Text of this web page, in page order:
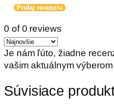
Pridaj recenziu
0 of 0 reviews
Je nám ľúto, žiadne
vašim aktuálnym výberom
Súvisiace